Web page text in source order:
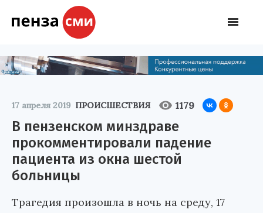
17 апреля 2019 ПРОИСШЕСТВИЯ 1179
В пензенском минздраве
прокомментировали падение
пациента из окна шестой
больницы
Трагедия произошла в ночь на среду, 17